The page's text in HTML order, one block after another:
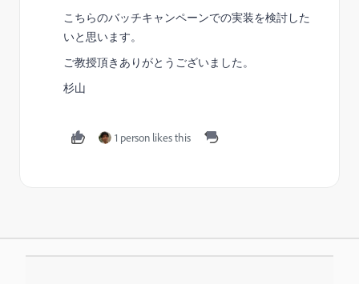
こちらのバッチキャンペーンでの実装を検討した
いと思います。
ご教授頂きありがとうございました。
杉山
1 person likes this